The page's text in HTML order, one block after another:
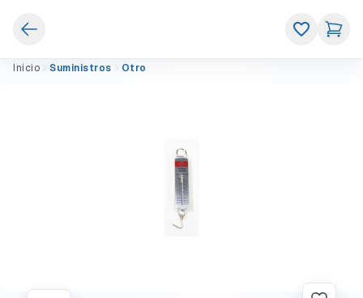
Inicio Suministros Otro